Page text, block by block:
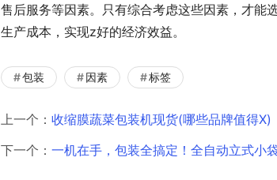
售后服务等因素。只有综合考虑这些因素，才能
生产成本，实现z好的经济效益。
包装 因素 标签
上一个： 收缩膜蔬菜包装机现货(哪些品牌值得X)
下一个： 一机在手，包装全搞定！全自动立式小